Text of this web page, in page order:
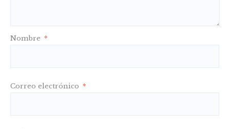
Nombre *
Correo electrónico *